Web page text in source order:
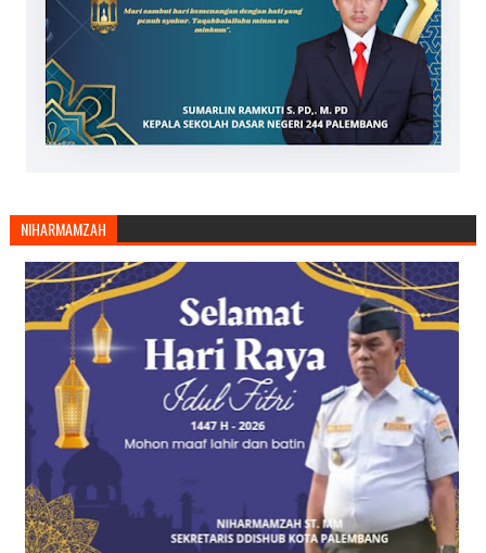
NIHARMAMZAH